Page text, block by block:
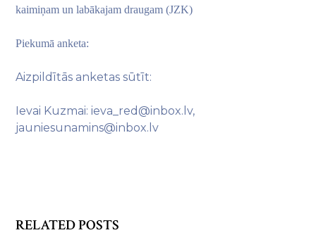
kaimiņam un labākajam draugam (JZK)
Piekumā anketa:
Aizpildītās anketas sūtīt:
Ievai Kuzmai: ieva_red@inbox.lv,
jauniesunamins@inbox.lv
RELATED POSTS